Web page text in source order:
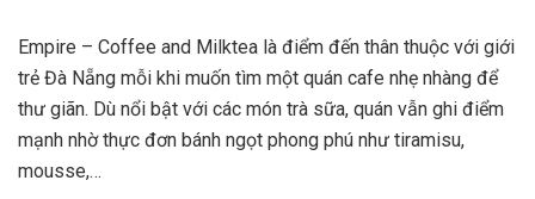
Empire – Coffee and Milktea là điểm đến thân thuộc với giới
trẻ Đà Nẵng mỗi khi muốn tìm một quán cafe nhẹ nhàng để
thư giãn. Dù nổi bật với các món trà sữa, quán vẫn ghi điểm
mạnh nhờ thực đơn bánh ngọt phong phú như tiramisu,
mousse,…